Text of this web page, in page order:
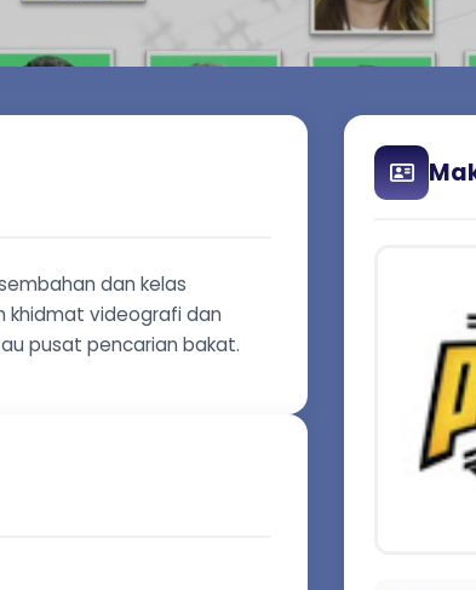
dan kelas
khidmat videografi dan
pusat pencarian bakat.